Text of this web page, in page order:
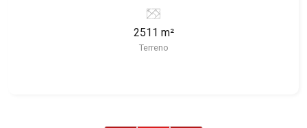
Imobiliária selecionou para você: - 2.511m² de
área terreno - Plano - Murado dos lados -
Excelente localização Martinelli Imobiliária -
2511 m²
Terreno